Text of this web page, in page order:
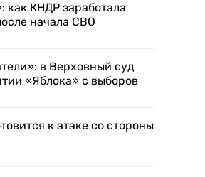
КНДР заработала
начала СВО
в Верховный суд
«Яблока» с выборов
к атаке со стороны